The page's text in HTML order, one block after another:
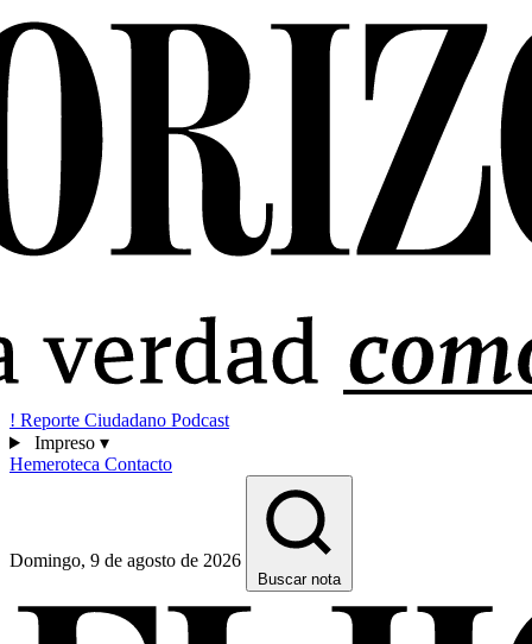
! Reporte Ciudadano Podcast
Impreso ▾
Hemeroteca Contacto
Domingo, 9 de agosto de 2026
Buscar nota